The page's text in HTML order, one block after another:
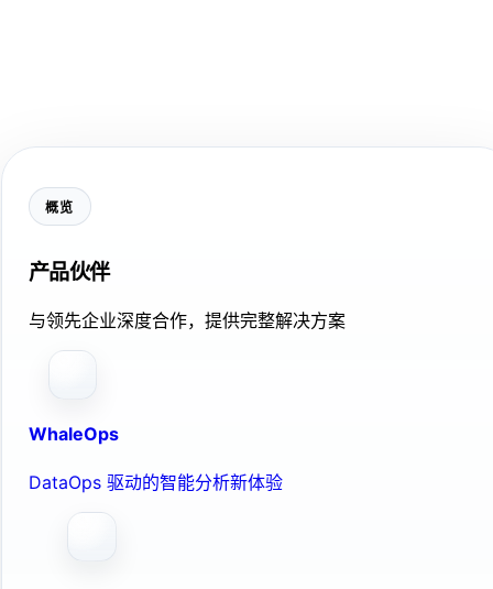
概览
产品伙伴
与领先企业深度合作，提供完整解决方案
WhaleOps
DataOps 驱动的智能分析新体验